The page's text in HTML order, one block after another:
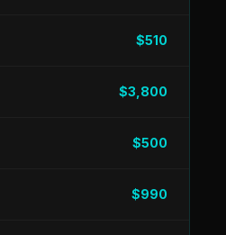
$510
$3,800
$500
$990